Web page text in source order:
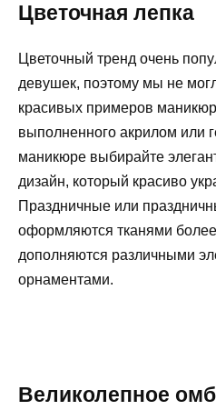
Цветочная лепка
Цветочный тренд очень
девушек, поэтому мы не
красивых примеров
выполненного акрилом или
маникюре выбирайте
дизайн, который красиво
Праздничные или
оформляются тканями более
дополняются различными
орнаментами.
Великолепное